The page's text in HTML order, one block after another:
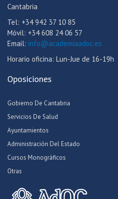
Cantabria
Tel: +34 942 37 10 85
Móvil: +34 608 24 06 57
Email: info@academiaadoc.es
Horario oficina: Lun-Jue de 16-19h
Oposiciones
Gobierno De Cantabria
Servicios De Salud
Ayuntamientos
Administración Del Estado
Cursos Monográficos
Otras